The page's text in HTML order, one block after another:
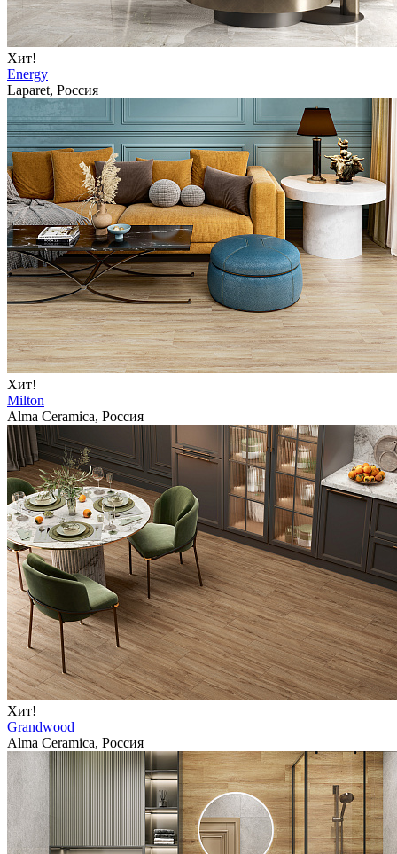
Хит!
Energy
Laparet, Россия
Хит!
Milton
Alma Ceramica, Россия
Хит!
Grandwood
Alma Ceramica, Россия